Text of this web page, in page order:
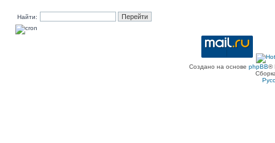
Найти:
Создано на основе phpBB®